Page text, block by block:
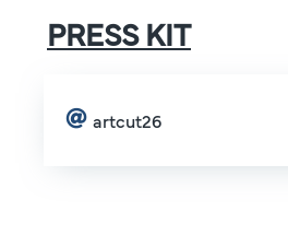
PRESS KIT
artcut26